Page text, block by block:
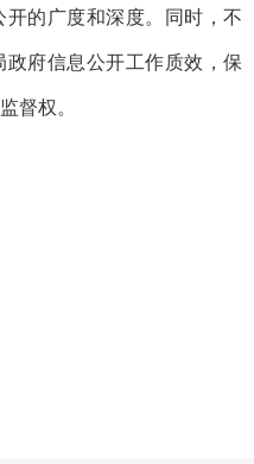
的广度和深度。同时，不
府信息公开工作质效，保
督权。